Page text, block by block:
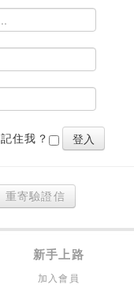
記住我？
重寄驗證信
新手上路
加入會員